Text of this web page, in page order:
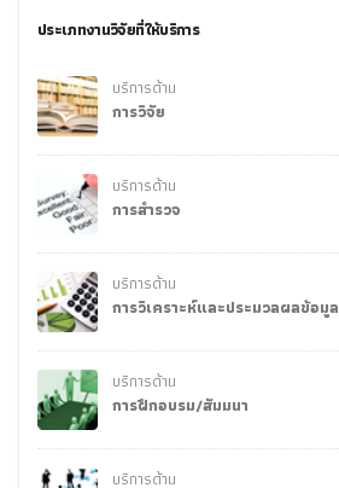
ประเภทงานวิจัยที่ให้บริการ
บริการด้าน
การวิจัย
บริการด้าน
การสำรวจ
บริการด้าน
การวิเคราะห์และประมวลผลข้อมูล
บริการด้าน
การฝึกอบรม/สัมมนา
บริการด้าน